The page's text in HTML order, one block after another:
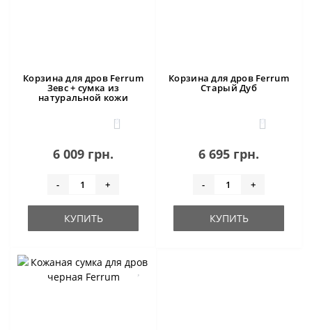
Корзина для дров Ferrum
Зевс + сумка из
натуральной кожи
0
6 009 грн.
- +
КУПИТЬ
Корзина для дров Ferrum
Старый Дуб
0
6 695 грн.
- +
КУПИТЬ